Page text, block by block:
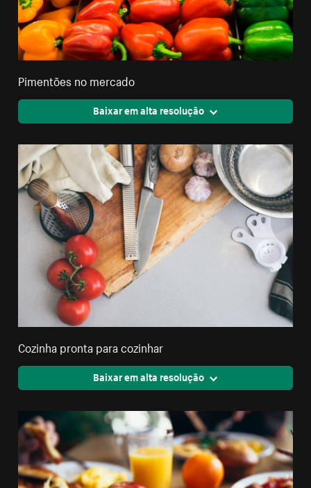
Pimentões no mercado
Baixar em alta resolução
Cozinha pronta para cozinhar
Baixar em alta resolução